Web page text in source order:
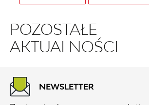
POZOSTAŁE
AKTUALNOŚCI
NEWSLETTER